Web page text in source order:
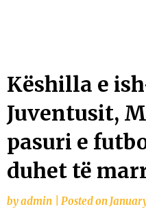
Këshilla e
Juventusit,
pasuri e
duhet të
byadmin Posted on